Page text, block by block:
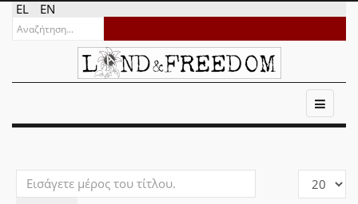
EL EN
Εισάγετε
μέρος
Εμφάνιση